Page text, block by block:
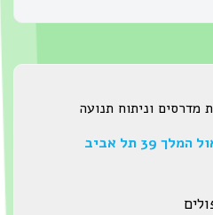
וניתוח תנועה
אביב